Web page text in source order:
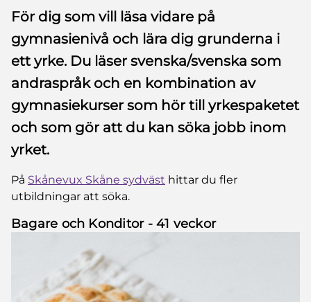
För dig som vill läsa vidare på
gymnasienivå och lära dig grunderna i
ett yrke. Du läser svenska/svenska som
andraspråk och en kombination av
gymnasiekurser som hör till yrkespaketet
och som gör att du kan söka jobb inom
yrket.
På Skånevux Skåne sydväst hittar du fler
utbildningar att söka.
Bagare och Konditor - 41 veckor